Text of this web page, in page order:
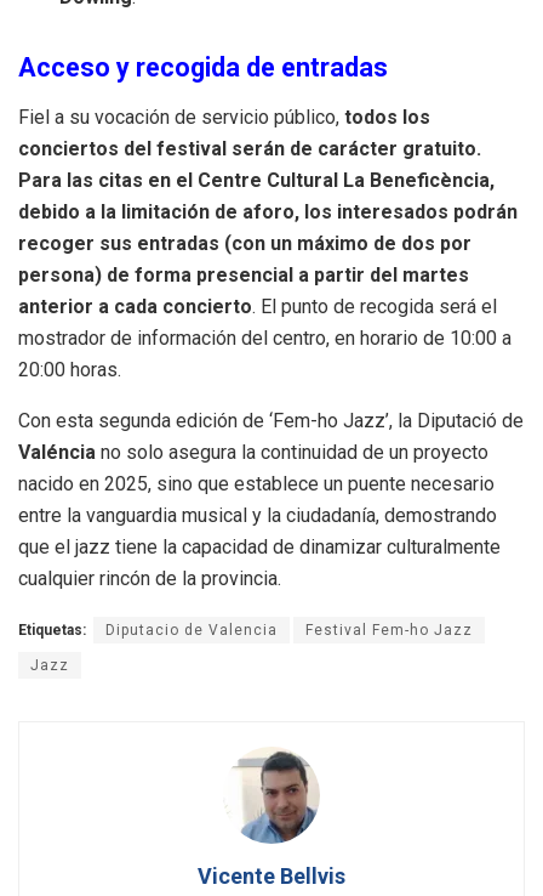
Acceso y recogida de entradas
Fiel a su vocación de servicio público, todos los
conciertos del festival serán de carácter gratuito.
Para las citas en el Centre Cultural La Beneficència,
debido a la limitación de aforo, los interesados podrán
recoger sus entradas (con un máximo de dos por
persona) de forma presencial a partir del martes
anterior a cada concierto. El punto de recogida será el
mostrador de información del centro, en horario de 10:00 a
20:00 horas.
Con esta segunda edición de ‘Fem-ho Jazz’, la Diputació de
Valéncia no solo asegura la continuidad de un proyecto
nacido en 2025, sino que establece un puente necesario
entre la vanguardia musical y la ciudadanía, demostrando
que el jazz tiene la capacidad de dinamizar culturalmente
cualquier rincón de la provincia.
Etiquetas: Diputacio de Valencia Festival Fem-ho Jazz
Jazz
Vicente Bellvis